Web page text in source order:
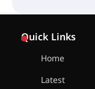
Quick Links
Home
Latest